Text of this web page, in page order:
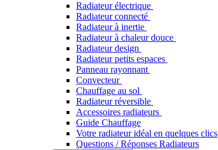
Radiateur électrique
Radiateur connecté
Radiateur à inertie
Radiateur à chaleur douce
Radiateur design
Radiateur petits espaces
Panneau rayonnant
Convecteur
Chauffage au sol
Radiateur réversible
Accessoires radiateurs
Guide Chauffage
Votre radiateur idéal en quelques clics
Questions / Réponses Radiateurs